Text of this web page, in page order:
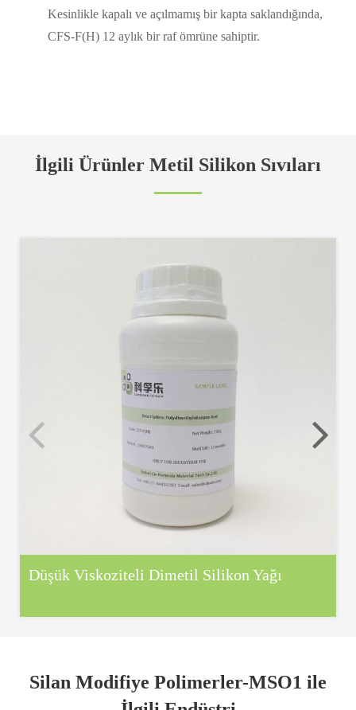
Kesinlikle kapalı ve açılmamış bir kapta saklandığında,
CFS-F(H) 12 aylık bir raf ömrüne sahiptir.
İlgili Ürünler Metil Silikon Sıvıları
Düşük Viskoziteli Dimetil Silikon Yağı
Silan Modifiye Polimerler-MSO1 ile